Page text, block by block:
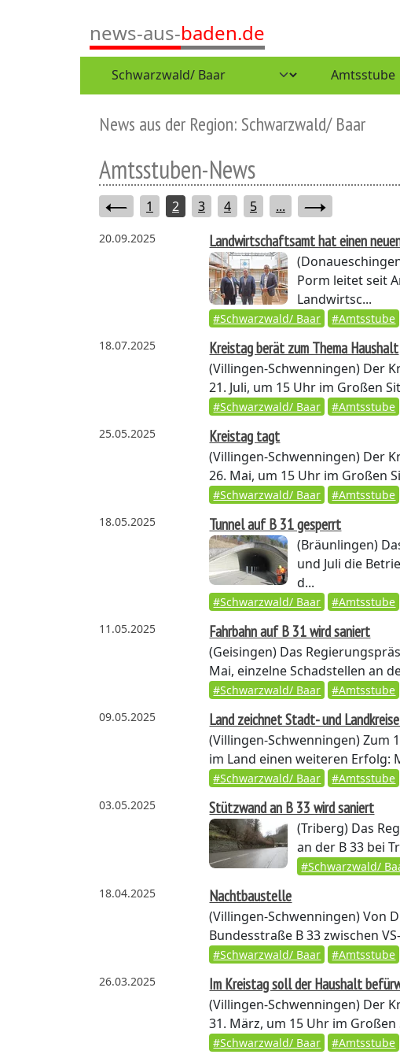
news-aus-baden.de
News aus der Region: Schwarzwald/ Baar
Amtsstuben-News
1 2 3 4 5 ...
20.09.2025 Landwirtschaftsamt hat einen
Porm leitet seit
Landwirtsc...
#Schwarzwald/ Baar #Amtsstube
18.07.2025
Kreistag berät zum Thema Haushalt
(Villingen-Schwenningen) Der
21. Juli, um 15 Uhr im Großen
#Schwarzwald/ Baar #Amtsstube
25.05.2025
Kreistag tagt
(Villingen-Schwenningen) Der
26. Mai, um 15 Uhr im Großen
#Schwarzwald/ Baar #Amtsstube
18.05.2025
Tunnel auf B 31 gesperrt
(Bräunlingen)
und Juli die
d...
#Schwarzwald/ Baar #Amtsstube
11.05.2025
Fahrbahn auf B 31 wird saniert
(Geisingen) Das
Mai, einzelne Schadstellen an
#Schwarzwald/ Baar #Amtsstube
09.05.2025
Land zeichnet Stadt- und
(Villingen-Schwenningen)Zum
im Land einen weiteren Erfolg:
#Schwarzwald/ Baar #Amtsstube
03.05.2025
Stützwand an B 33 wird saniert
(Triberg) Das
an der B 33 bei
#Schwarzwald/
18.04.2025
Nachtbaustelle
(Villingen-Schwenningen)Von
Bundesstraße B 33 zwischen
#Schwarzwald/ Baar #Amtsstube
26.03.2025
Im Kreistag soll der Haushalt
(Villingen-Schwenningen) Der
31. März, um 15 Uhr im
#Schwarzwald/ Baar #Amtsstube